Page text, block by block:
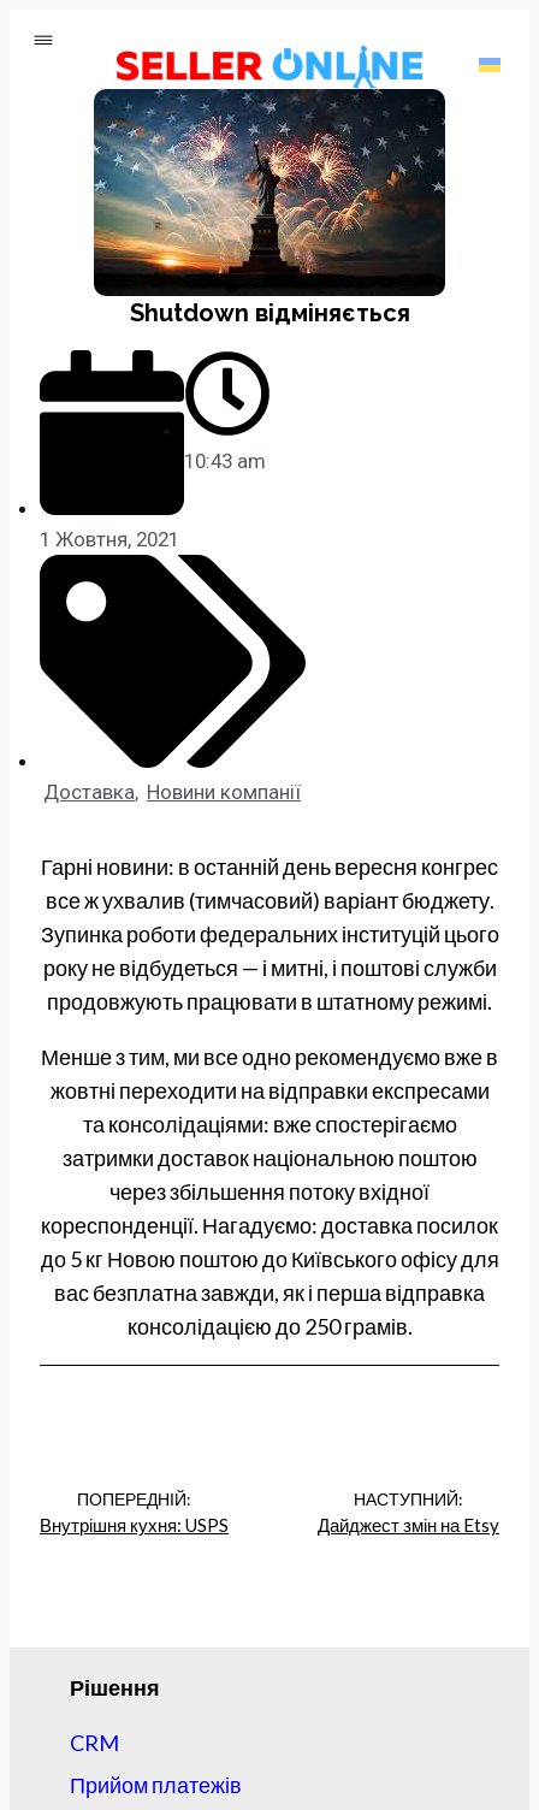
Shutdown відміняється
1 Жовтня, 2021
10:43 am
Доставка, Новини компанії
Гарні новини: в останній день вересня конгрес
все ж ухвалив (тимчасовий) варіант бюджету.
Зупинка роботи федеральних інституцій цього
року не відбудеться — і митні, і поштові служби
продовжують працювати в штатному режимі.
Менше з тим, ми все одно рекомендуємо вже в
жовтні переходити на відправки експресами
та консолідаціями: вже спостерігаємо
затримки доставок національною поштою
через збільшення потоку вхідної
кореспонденції. Нагадуємо: доставка посилок
до 5 кг Новою поштою до Київського офісу для
вас безплатна завжди, як і перша відправка
консолідацією до 250 грамів.
ПОПЕРЕДНІЙ:
Внутрішня кухня: USPS
НАСТУПНИЙ:
Дайджест змін на Etsy
Рішення
CRM
Прийом платежів